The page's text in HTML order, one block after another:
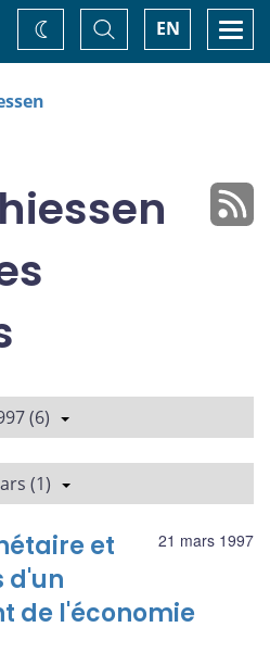
EN
Basculer
la
recherche
Changez
de
(6)
(1)
21 mars 1997
et
d'un
de l'économie